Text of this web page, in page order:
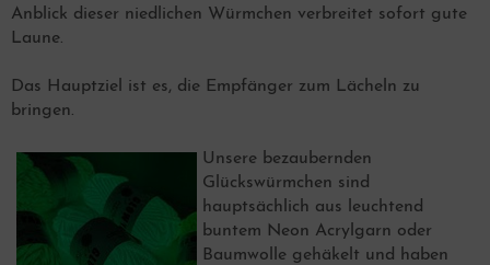
Anblick dieser niedlichen Würmchen verbreitet sofort gute
Laune.
Das Hauptziel ist es, die Empfänger zum Lächeln zu
bringen.
Unsere bezaubernden
Glückswürmchen sind
hauptsächlich aus leuchtend
buntem Neon Acrylgarn oder
Baumwolle gehäkelt und haben